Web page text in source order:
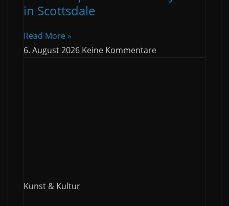
in Scottsdale
Read More »
6. August 2026 Keine Kommentare
Kunst & Kultur